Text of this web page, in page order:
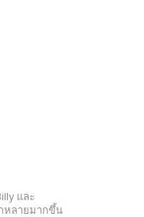
และ
หลายมากขึ้น